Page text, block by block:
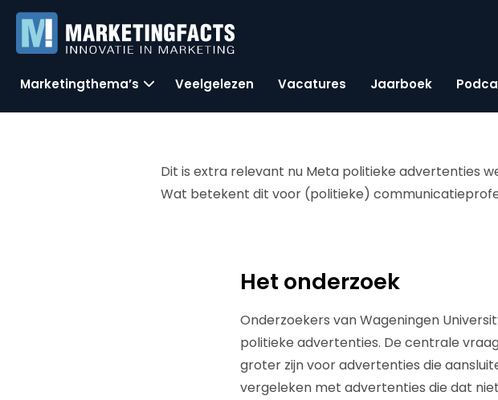
Marketingthema’s Veelgelezen Vacatures Jaarboek
Dit is extra relevant nu Meta politieke advertenties
Wat betekent dit voor (politieke)
Het onderzoek
Onderzoekers van Wageningen
politieke advertenties. De centrale
groter zijn voor advertenties die
vergeleken met advertenties die dat